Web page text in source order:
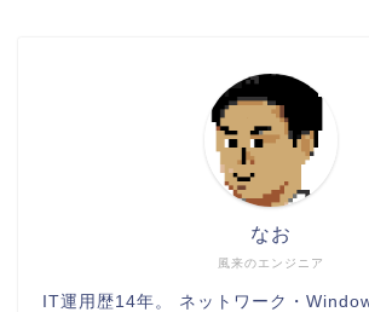
風来のエンジニア
なお
IT運用歴14年。 ネットワーク・